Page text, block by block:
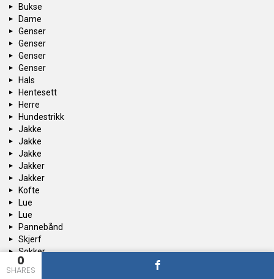
0
SHARES
Bukse
Dame
Genser
Genser
Genser
Genser
Hals
Hentesett
Herre
Hundestrikk
Jakke
Jakke
Jakke
Jakker
Jakker
Kofte
Lue
Lue
Pannebånd
Skjerf
Sokker
Strikkeskolen
Tilbehør